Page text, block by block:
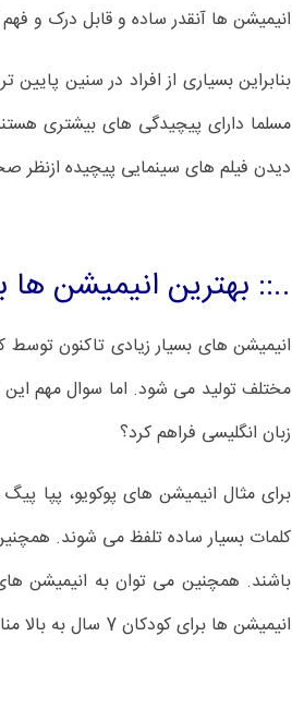
انیمیشن ها آنقدر ساده و قابل درک و
بنابراین بسیاری از افراد در سنین
مسلما دارای پیچیدگی های بیشتری
دیدن فیلم های سینمایی پیچیده
..:: بهترین انیمیشن ها
انیمیشن های بسیار زیادی تاکنون
مختلف تولید می شود. اما سوال مهم این
زبان انگلیسی فراهم کرد؟
برای مثال انیمیشن های پوکویو، پپا
باشند. همچنین می توان به انیمیشن
انیمیشن ها برای کودکان 7 سال به بالا مناسب می باشد. در ادامه لیست کاملی از انیمیشن های مختص کودکان و نوجوانان آمده است.